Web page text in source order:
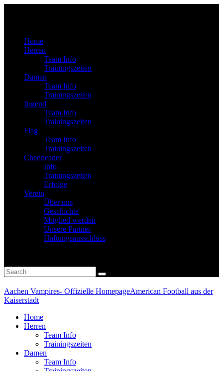
Home
Herren
Team Info
Trainingszeiten
Damen
Team Info
Trainingszeiten
Jugend
Team Info
Trainingszeiten
Flag
Team Info
Trainingszeiten
Cheerleader
Info
Trainingszeiten
Erfolge
Verein
Über uns
Geschichte
Mitglied werden
Unsere Partner
Haftungsausschluss
Aachen Vampires- Offizielle HomepageAmerican Football aus der
Kaiserstadt
Home
Herren
Team Info
Trainingszeiten
Damen
Team Info